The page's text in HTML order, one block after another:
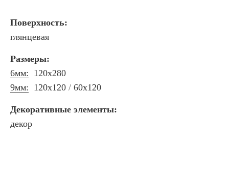
Поверхность:
глянцевая
Размеры:
6мм: 120x280
9мм: 120x120 60x120
Декоративные элементы:
декор